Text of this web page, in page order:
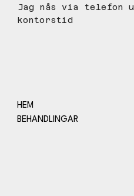
Jag nås via telefon
kontorstid
HEM
BEHANDLINGAR